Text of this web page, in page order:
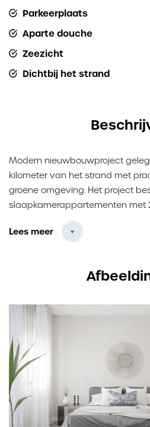
Parkeerplaats
Aparte douche
Zeezicht
Dichtbij het strand
Modern nieuwbouwproject
kilometer van het strand met
groene omgeving. Het project
slaapkamerappartementen met
woonkamer, keuken, berging en
beschikt over verschillende
centrum van Mijas op slechts
neem dan gerust contact met
Lees meer